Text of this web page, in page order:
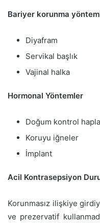
Bariyer korunma
Diyafram
Servikal başlık
Vajinal halka
Hormonal Yöntemler
Doğum kontrol
Koruyu iğneler
İmplant
Acil Kontrasepsiyon
Korunmasız ilişkiye
ve prezervatif